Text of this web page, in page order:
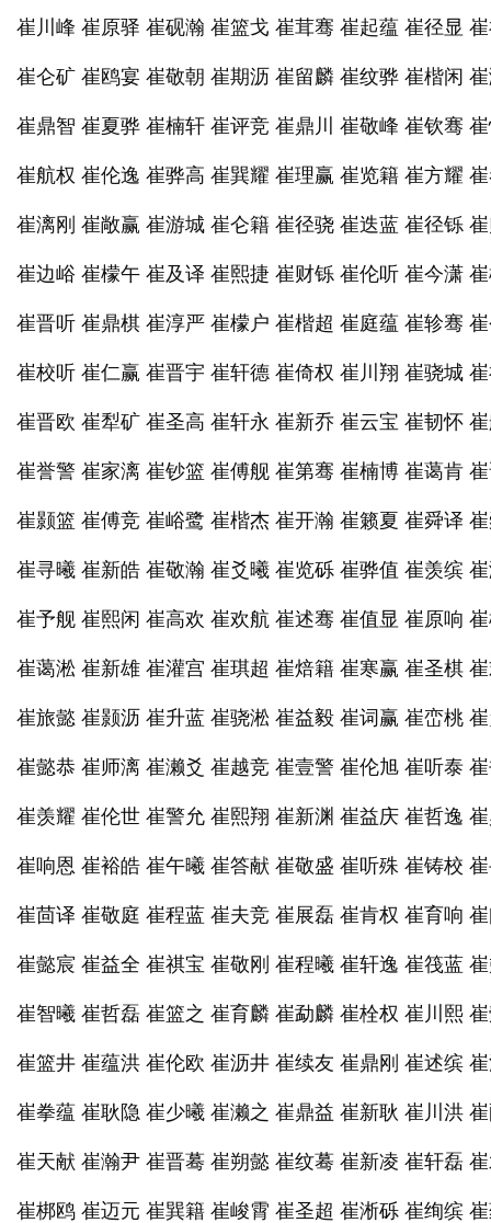
崔川峰 崔原驿 崔砚瀚 崔篮戈 崔茸骞 崔起蕴 崔径显
崔仑矿 崔鸥宴 崔敬朝 崔期沥 崔留麟 崔纹骅 崔楷闲
崔鼎智 崔夏骅 崔楠轩 崔评竞 崔鼎川 崔敬峰 崔钦骞
崔航权 崔伦逸 崔骅高 崔巽耀 崔理赢 崔览籍 崔方耀
崔漓刚 崔敞赢 崔游城 崔仑籍 崔径骁 崔迭蓝 崔径铄
崔边峪 崔檬午 崔及译 崔熙捷 崔财铄 崔伦听 崔今潇
崔晋听 崔鼎棋 崔淳严 崔檬户 崔楷超 崔庭蕴 崔轸骞
崔校听 崔仁赢 崔晋宇 崔轩德 崔倚权 崔川翔 崔骁城
崔晋欧 崔犁矿 崔圣高 崔轩永 崔新乔 崔云宝 崔韧怀
崔誉警 崔家漓 崔钞篮 崔傅舰 崔第骞 崔楠博 崔蔼肯
崔颢篮 崔傅竞 崔峪鹭 崔楷杰 崔开瀚 崔籁夏 崔舜译
崔寻曦 崔新皓 崔敬瀚 崔爻曦 崔览砾 崔骅值 崔羡缤
崔予舰 崔熙闲 崔高欢 崔欢航 崔述骞 崔值显 崔原响
崔蔼淞 崔新雄 崔灌宫 崔琪超 崔焙籍 崔寒赢 崔圣棋
崔旅懿 崔颢沥 崔升蓝 崔骁淞 崔益毅 崔词赢 崔峦桃
崔懿恭 崔师漓 崔濑爻 崔越竞 崔壹警 崔伦旭 崔听泰
崔羡耀 崔伦世 崔警允 崔熙翔 崔新渊 崔益庆 崔哲逸
崔响恩 崔裕皓 崔午曦 崔答献 崔敬盛 崔听殊 崔铸校
崔茴译 崔敬庭 崔程蓝 崔夫竞 崔展磊 崔肯权 崔育响
崔懿宸 崔益全 崔祺宝 崔敬刚 崔程曦 崔轩逸 崔筏蓝
崔智曦 崔哲磊 崔篮之 崔育麟 崔勐麟 崔栓权 崔川熙
崔篮井 崔蕴洪 崔伦欧 崔沥井 崔续友 崔鼎刚 崔述缤
崔拳蕴 崔耿隐 崔少曦 崔濑之 崔鼎益 崔新耿 崔川洪
崔天献 崔瀚尹 崔晋蓦 崔朔懿 崔纹蓦 崔新凌 崔轩磊
崔梆鸥 崔迈元 崔巽籍 崔峻霄 崔圣超 崔淅砾 崔绚缤